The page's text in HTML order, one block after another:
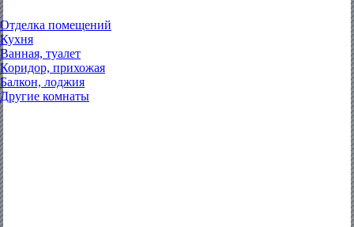
Отделка помещений
Кухня
Ванная, туалет
Коридор, прихожая
Балкон, лоджия
Другие комнаты